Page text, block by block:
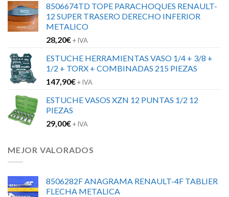
8506674TD TOPE PARACHOQUES RENAULT-
12 SUPER TRASERO DERECHO INFERIOR
METALICO
28,20€+ IVA
ESTUCHE HERRAMIENTAS VASO 1/4 + 3/8 +
1/2 + TORX + COMBINADAS 215 PIEZAS
147,90€+ IVA
ESTUCHE VASOS XZN 12 PUNTAS 1/2 12
PIEZAS
29,00€+ IVA
MEJOR VALORADOS
8506282F ANAGRAMA RENAULT-4F TABLIER
FLECHA METALICA